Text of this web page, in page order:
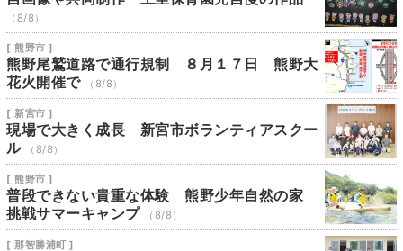
（8/8）
[ 熊野市 ]
熊野尾鷲道路で通行規制 ８月１７日 熊野大
花火開催で
（8/8）
[ 新宮市 ]
現場で大きく成長 新宮市ボランティアスクー
ル
（8/8）
[ 熊野市 ]
普段できない貴重な体験 熊野少年自然の家
挑戦サマーキャンプ
（8/8）
[ 那智勝浦町 ]